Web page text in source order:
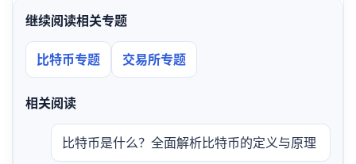
继续阅读相关专题
比特币专题 交易所专题
相关阅读
比特币是什么？全面解析比特币的定义与原理